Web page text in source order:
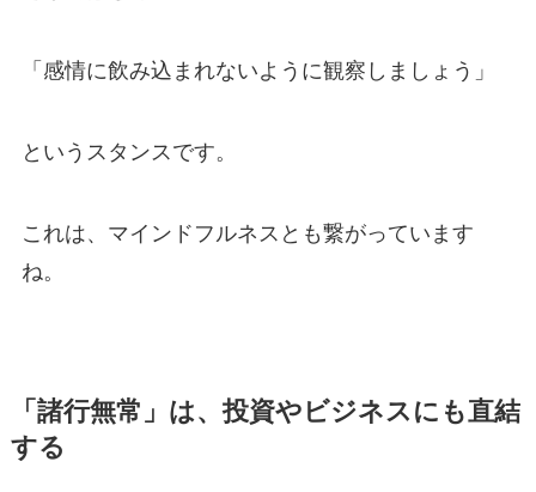
「感情に飲み込まれないように観察しましょう」
というスタンスです。
これは、マインドフルネスとも繋がっています
ね。
「諸行無常」は、投資やビジネスにも直結
する